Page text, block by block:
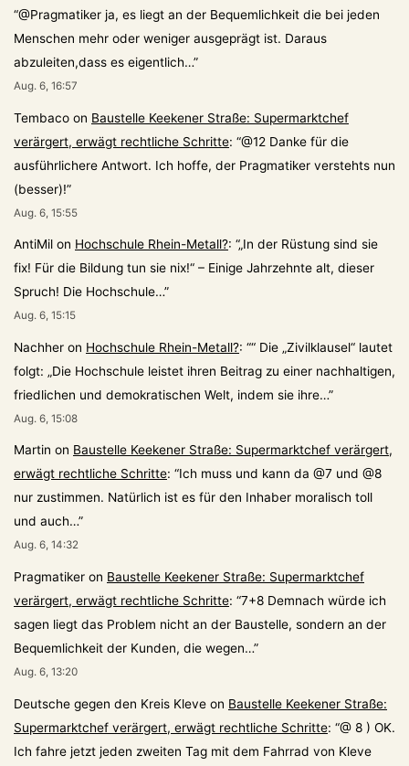
“@Pragmatiker ja, es liegt an der Bequemlichkeit die bei jeden
Menschen mehr oder weniger ausgeprägt ist. Daraus
abzuleiten,dass es eigentlich…”
Aug. 6, 16:57
Tembaco on Baustelle Keekener Straße: Supermarktchef
verärgert, erwägt rechtliche Schritte: “@12 Danke für die
ausführlichere Antwort. Ich hoffe, der Pragmatiker verstehts nun
(besser)!”
Aug. 6, 15:55
AntiMil on Hochschule Rhein-Metall?: “„In der Rüstung sind sie
fix! Für die Bildung tun sie nix!“ – Einige Jahrzehnte alt, dieser
Spruch! Die Hochschule…”
Aug. 6, 15:15
Nachher on Hochschule Rhein-Metall?: ““ Die „Zivilklausel“ lautet
folgt: „Die Hochschule leistet ihren Beitrag zu einer nachhaltigen,
friedlichen und demokratischen Welt, indem sie ihre…”
Aug. 6, 15:08
Martin on Baustelle Keekener Straße: Supermarktchef verärgert,
erwägt rechtliche Schritte: “Ich muss und kann da @7 und @8
nur zustimmen. Natürlich ist es für den Inhaber moralisch toll
und auch…”
Aug. 6, 14:32
Pragmatiker on Baustelle Keekener Straße: Supermarktchef
verärgert, erwägt rechtliche Schritte: “7+8 Demnach würde ich
sagen liegt das Problem nicht an der Baustelle, sondern an der
Bequemlichkeit der Kunden, die wegen…”
Aug. 6, 13:20
Deutsche gegen den Kreis Kleve on Baustelle Keekener Straße:
Supermarktchef verärgert, erwägt rechtliche Schritte: “@ 8 ) OK.
Ich fahre jetzt jeden zweiten Tag mit dem Fahrrad von Kleve